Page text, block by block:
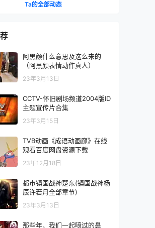
Ta的全部动态
阿黑颜什么意思及这么来的
（阿黑颜表情动作真人）
23年3月13日
CCTV-怀旧剧场频道2004版ID
主题宣传片合集
23年3月15日
TVB动画《成语动画廊》在线
观看百度网盘资源下载
23年12月18日
都市镇国战神楚东(镇国战神杨
辰许若月全部章节)
23年3月13日
那些年，我们一起喷过的鼻